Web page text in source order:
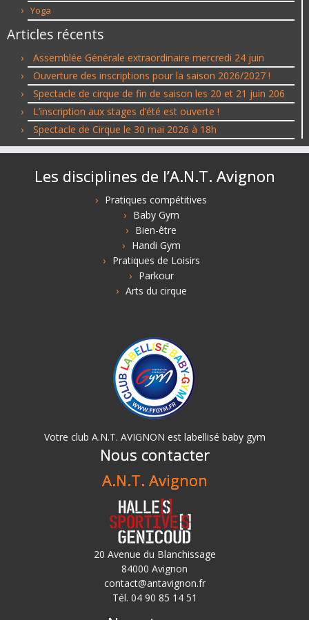
Yoga
Articles récents
Assemblée Générale extraordinaire mercredi 24 juin
Ouverture des inscriptions pour la saison 2026/2027 !
Spectacle de cirque de fin de saison les 20 et 21 juin 206
L’inscription aux stages d’été est ouverte !
Spectacle de Cirque le 30 mai 2026 à 18h
Les disciplines de l’A.N.T. Avignon
Pratiques compétitives
Baby Gym
Bien-être
Handi Gym
Pratiques de Loisirs
Parkour
Arts du cirque
Votre club A.N.T. AVIGNON est labellisé baby gym
Nous contacter
A.N.T. Avignon
20 Avenue du Blanchissage
84000 Avignon
contact@antavignon.fr
Tél. 04 90 85 14 51